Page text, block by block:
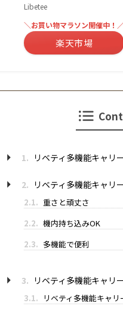
Libetee
＼お買い物マラソン開催中！
楽天市場
1. リベティ多機能キャリ
2. リベティ多機能キャリ
2.1. 重さと頑丈さ
2.2. 機内持ち込みOK
2.3. 多機能で便利
3. リベティ多機能キャリ
3.1. リベティ多機能キャ